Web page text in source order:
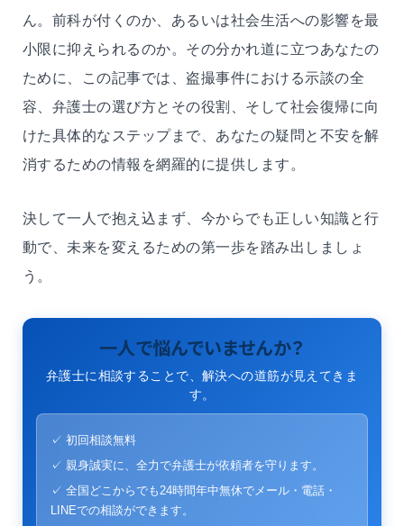
ん。前科が付くのか、あるいは社会生活への影響を最
小限に抑えられるのか。その分かれ道に立つあなたの
ために、この記事では、盗撮事件における示談の全
容、弁護士の選び方とその役割、そして社会復帰に向
けた具体的なステップまで、あなたの疑問と不安を解
消するための情報を網羅的に提供します。
決して一人で抱え込まず、今からでも正しい知識と行
動で、未来を変えるための第一歩を踏み出しましょ
う。
一人で悩んでいませんか？
弁護士に相談することで、解決への道筋が見えてきま
す。
✓ 初回相談無料
✓ 親身誠実に、全力で弁護士が依頼者を守ります。
✓ 全国どこからでも24時間年中無休でメール・電話・
LINEでの相談ができます。